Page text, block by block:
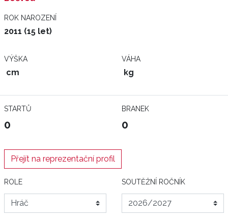
ROK NAROZENÍ
2011 (15 let)
VÝŠKA
cm
VÁHA
kg
STARTŮ
0
BRANEK
0
Přejít na reprezentační profil
ROLE SOUTĚŽNÍ ROČNÍK